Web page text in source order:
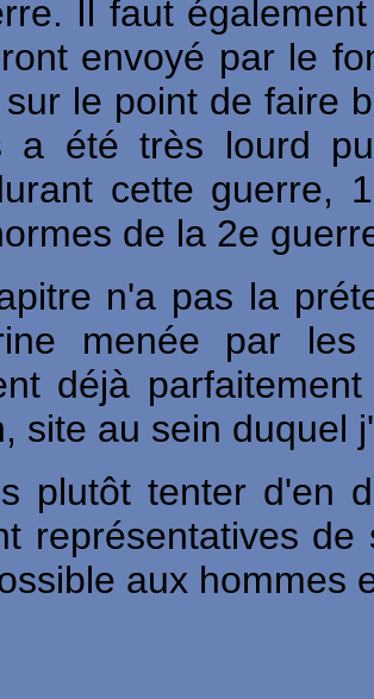
Il faut
envoyé par le
le point de faire
a été très lourd
cette guerre,
de la 2e
n'a pas la
menée par
déjà
site au sein duquel
tenter d'en
représentatives
aux hommes